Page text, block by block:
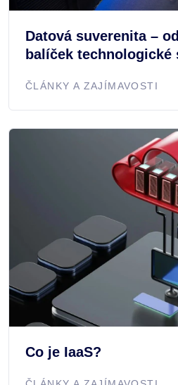
Datová suverenita –
balíček technologické
ČLÁNKY A ZAJÍMAVOSTI
Co je IaaS?